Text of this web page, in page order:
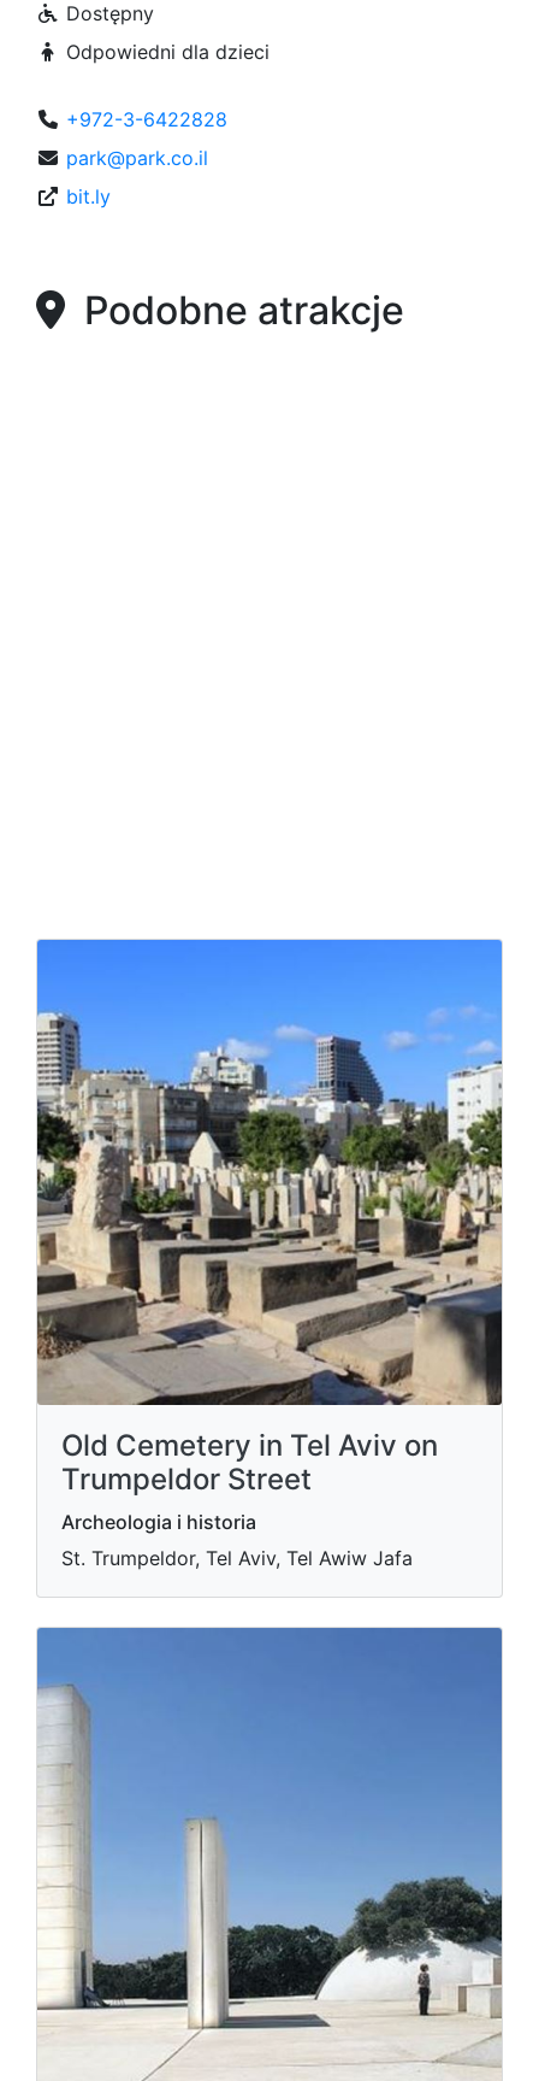
Dostępny
Odpowiedni dla dzieci
+972-3-6422828
park@park.co.il
bit.ly
Podobne atrakcje
Old Cemetery in Tel Aviv on
Trumpeldor Street
Archeologia i historia
St. Trumpeldor, Tel Aviv, Tel Awiw Jafa